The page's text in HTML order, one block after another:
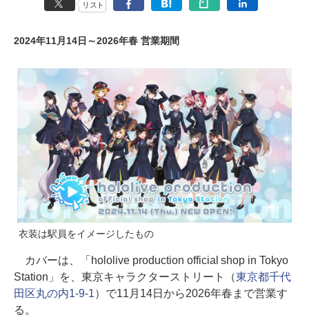
リスト
2024年11月14日～2026年春 営業期間
衣装は駅員をイメージしたもの
カバーは、「hololive production official shop in Tokyo
Station」を、東京キャラクターストリート（東京都千代
田区丸の内1-9-1）で11月14日から2026年春まで営業す
る。